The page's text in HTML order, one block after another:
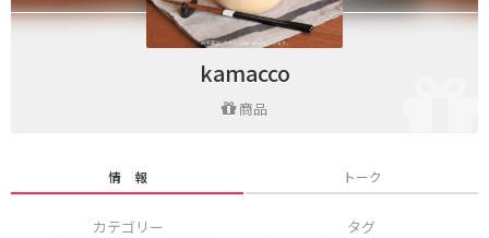
kamacco
商品
情 報 トーク
カテゴリー タグ